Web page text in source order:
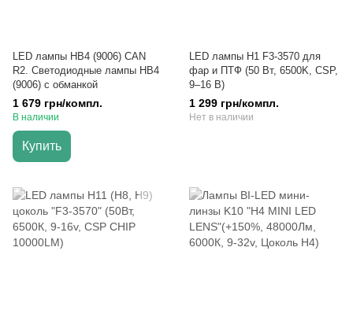
LED лампы HB4 (9006) CAN
R2. Светодиодные лампы HB4
(9006) с обманкой
1 679 грн/компл.
В наличии
Купить
LED лампы H1 F3-3570 для
фар и ПТФ (50 Вт, 6500K, CSP,
9–16 В)
1 299 грн/компл.
Нет в наличии